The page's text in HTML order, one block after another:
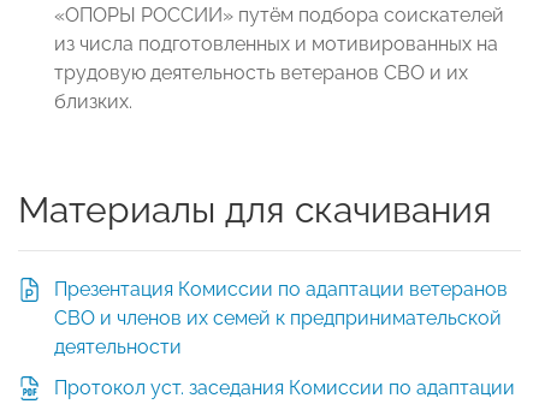
«ОПОРЫ РОССИИ» путём подбора соискателей
из числа подготовленных и мотивированных на
трудовую деятельность ветеранов СВО и их
близких.
Материалы для скачивания
Презентация Комиссии по адаптации ветеранов
СВО и членов их семей к предпринимательской
деятельности
Протокол уст. заседания Комиссии по адаптации